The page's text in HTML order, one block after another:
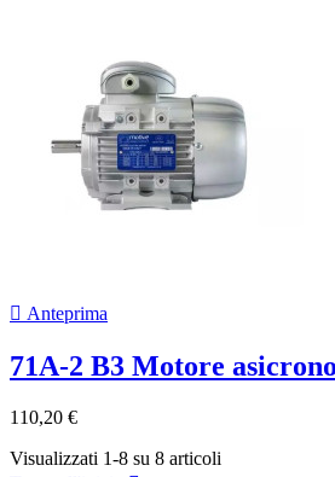
 Anteprima
71A-2 B3 Motore
110,20 €
Visualizzati 1-8 su 8 articoli